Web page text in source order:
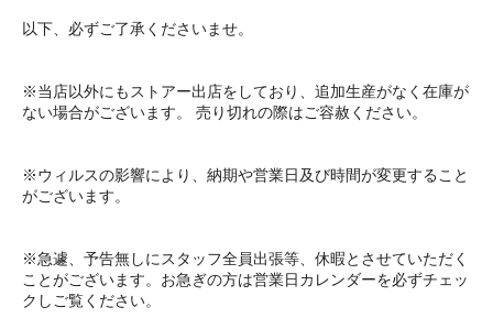
以下、必ずご了承くださいませ。
※当店以外にもストアー出店をしており、追加生産がなく在庫が
ない場合がございます。 売り切れの際はご容赦ください。
※ウィルスの影響により、納期や営業日及び時間が変更すること
がございます。
※急遽、予告無しにスタッフ全員出張等、休暇とさせていただく
ことがございます。お急ぎの方は営業日カレンダーを必ずチェッ
クしご覧ください。